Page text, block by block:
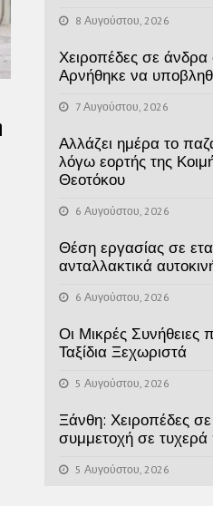
8 Αυγούστου, 2026
Χειροπέδες σε
Αρνήθηκε να
7 Αυγούστου, 2026
Αλλάζει ημέρα το
λόγω εορτής της
Θεοτόκου
6 Αυγούστου, 2026
Θέση εργασίας σε
ανταλλακτικά
6 Αυγούστου, 2026
Οι Μικρές Συνήθειες
Ταξίδια Ξεχωριστά
5 Αυγούστου, 2026
Ξάνθη: Χειροπέδες σε
συμμετοχή σε τυχερά
5 Αυγούστου, 2026